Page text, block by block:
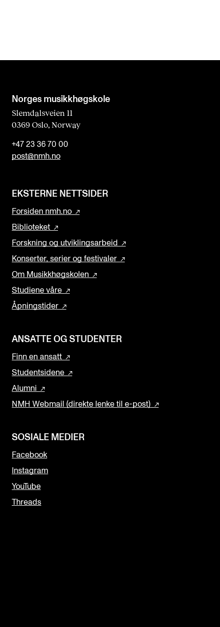
Norges musikk­høgskole
Slemdalsveien 11
0369 Oslo, Norway
+47 23 36 70 00
post@nmh.no
EKSTERNE NETTSIDER
Forsiden nmh.no
Biblioteket
Forskning og utviklingsarbeid
Konserter, serier og festivaler
Om Musikkhøgskolen
Studiene våre
Åpningstider
ANSATTE OG STUDENTER
Finn en ansatt
Studentsidene
Alumni
NMH Webmail (direkte lenke til e-post)
SOSIALE MEDIER
Facebook
Instagram
YouTube
Threads